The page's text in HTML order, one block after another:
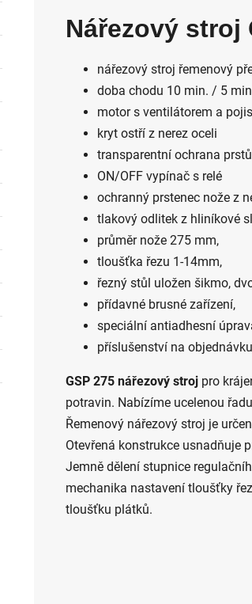
Nářezový stroj
nářezový stroj řemenový
doba chodu 10 min. / 5
motor s ventilátorem a
kryt ostří z nerez oceli
transparentní ochrana prstů
ON/OFF vypínač s relé
ochranný prstenec nože z
tlakový odlitek z hliníkové
průměr nože 275 mm,
tloušťka řezu 1-14mm,
řezný stůl uložen šikmo,
přídavné brusné zařízení,
speciální antiadhesní
příslušenství na
GSP 275 nářezový stroj pro
potravin. Nabízíme ucelenou
Řemenový nářezový stroj je
Otevřená konstrukce usnadňuje
Jemně dělení stupnice
mechanika nastavení tloušťky
tloušťku plátků.